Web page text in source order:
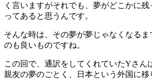
く言いますがそれでも、夢がどこかに残
ってあると思うんです。
そんな時は、その夢が夢じゃなくなるま
のも良いものですね。
この回で、通訳をしてくれていたYさん
親友の夢のごとく、日本という外国に移